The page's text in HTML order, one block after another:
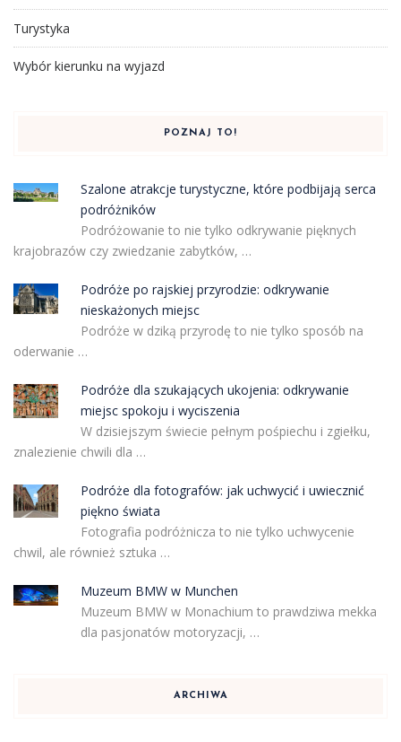
Turystyka
Wybór kierunku na wyjazd
POZNAJ TO!
Szalone atrakcje turystyczne, które podbijają serca
podróżników
Podróżowanie to nie tylko odkrywanie pięknych
krajobrazów czy zwiedzanie zabytków, …
Podróże po rajskiej przyrodzie: odkrywanie
nieskażonych miejsc
Podróże w dziką przyrodę to nie tylko sposób na
oderwanie …
Podróże dla szukających ukojenia: odkrywanie
miejsc spokoju i wyciszenia
W dzisiejszym świecie pełnym pośpiechu i zgiełku,
znalezienie chwili dla …
Podróże dla fotografów: jak uchwycić i uwiecznić
piękno świata
Fotografia podróżnicza to nie tylko uchwycenie
chwil, ale również sztuka …
Muzeum BMW w Munchen
Muzeum BMW w Monachium to prawdziwa mekka
dla pasjonatów motoryzacji, …
ARCHIWA